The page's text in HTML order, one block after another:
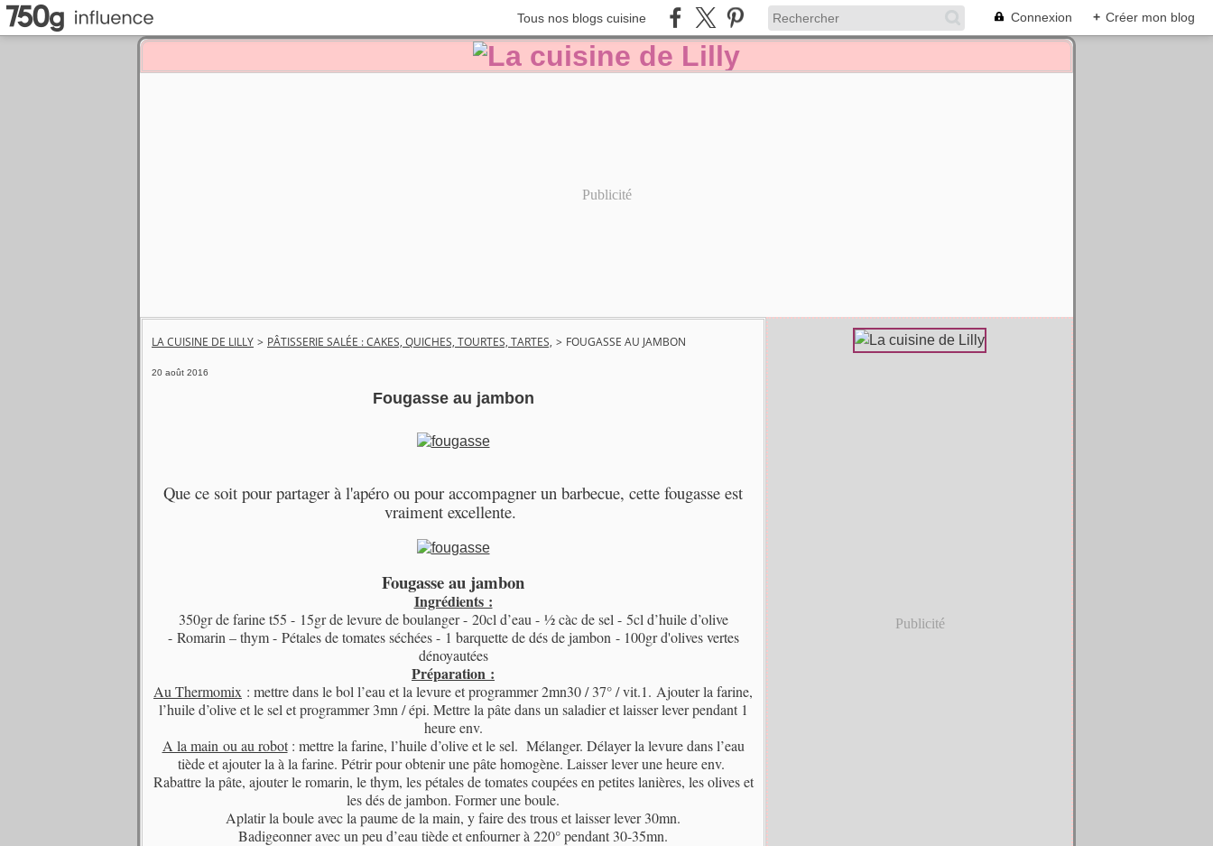
Tous nos blogs cuisine Connexion + Créer mon blog
Publicité
LA CUISINE DE LILLY > PÂTISSERIE SALÉE : CAKES, QUICHES, TOURTES, TARTES, > FOUGASSE AU JAMBON
20 août 2016
Fougasse au jambon
Que ce soit pour partager à l'apéro ou pour accompagner un barbecue, cette fougasse est
vraiment excellente.
Fougasse au jambon
Ingrédients :
350gr de farine t55 - 15gr de levure de boulanger - 20cl d’eau - ½ càc de sel - 5cl d’huile d’olive
- Romarin – thym - Pétales de tomates séchées - 1 barquette de dés de jambon - 100gr d'olives vertes
dénoyautées
Préparation :
Au Thermomix : mettre dans le bol l’eau et la levure et programmer 2mn30 / 37° / vit.1. Ajouter la farine,
l’huile d’olive et le sel et programmer 3mn / épi. Mettre la pâte dans un saladier et laisser lever pendant 1
heure env.
A la main ou au robot: mettre la farine, l’huile d’olive et le sel. Mélanger. Délayer la levure dans l’eau
tiède et ajouter la à la farine. Pétrir pour obtenir une pâte homogène. Laisser lever une heure env.
Rabattre la pâte, ajouter le romarin, le thym, les pétales de tomates coupées en petites lanières, les olives et
les dés de jambon. Former une boule.
Aplatir la boule avec la paume de la main, y faire des trous et laisser lever 30mn.
Badigeonner avec un peu d’eau tiède et enfourner à 220° pendant 30-35mn.
Publicité